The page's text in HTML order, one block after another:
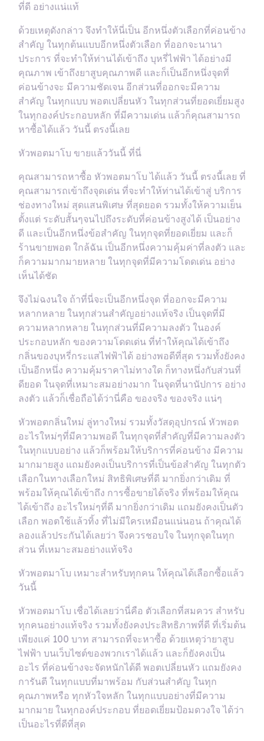
ที่ดี อย่างแน่แท้
ด้วยเหตุดังกล่าว จึงทำให้นี่เป็น อีกหนึ่งตัวเลือกที่ค่อนข้าง
สำคัญ ในทุกต้นแบบอีกหนึ่งตัวเลือก ที่ออกจะนานา
ประการ ที่จะทำให้ท่านได้เข้าถึง บุหรี่ไฟฟ้า ได้อย่างมี
คุณภาพ เข้าถึงยาสูบคุณภาพดี และก็เป็นอีกหนึ่งจุดที่
ค่อนข้างจะ มีความชัดเจน อีกส่วนที่ออกจะมีความ
สำคัญ ในทุกแบบ พอตเปลี่ยนหัว ในทุกส่วนที่ยอดเยี่ยมสูง
ในทุกองค์ประกอบหลัก ที่มีความเด่น แล้วก็คุณสามารถ
หาซื้อได้แล้ว วันนี้ ตรงนี้เลย
หัวพอตมาโบ ขายแล้ววันนี้ ที่นี่
คุณสามารถหาซื้อ หัวพอตมาโบ ได้แล้ว วันนี้ ตรงนี้เลย ที่
คุณสามารถเข้าถึงจุดเด่น ที่จะทำให้ท่านได้เข้าสู่ บริการ
ช่องทางใหม่ สุดแสนพิเศษ ที่สุดยอด รวมทั้งให้ความเย็น
ตั้งแต่ ระดับสั้นๆจนไปถึงระดับที่ค่อนข้างสูงได้ เป็นอย่าง
ดี และเป็นอีกหนึ่งข้อสำคัญ ในทุกจุดที่ยอดเยี่ยม และก็
ร้านขายพอต ใกล้ฉัน เป็นอีกหนึ่งความคุ้มค่าที่ลงตัว และ
ก็ความมากมายหลาย ในทุกจุดที่มีความโดดเด่น อย่าง
เห็นได้ชัด
จึงไม่ฉงนใจ ถ้าที่นี่จะเป็นอีกหนึ่งจุด ที่ออกจะมีความ
หลากหลาย ในทุกส่วนสำคัญอย่างแท้จริง เป็นจุดที่มี
ความหลากหลาย ในทุกส่วนที่มีความลงตัว ในองค์
ประกอบหลัก ของความโดดเด่น ที่ทำให้คุณได้เข้าถึง
กลิ่นของบุหรี่กระแสไฟฟ้าได้ อย่างพอดีที่สุด รวมทั้งยังคง
เป็นอีกหนึ่ง ความคุ้มราคาไม่ทางใด ก็ทางหนึ่งกับส่วนที่
ดียอด ในจุดที่เหมาะสมอย่างมาก ในจุดที่นานัปการ อย่าง
ลงตัว แล้วก็เชื่อถือได้ว่านี่คือ ของจริง ของจริง แน่ๆ
หัวพอตกลิ่นใหม่ ลู่ทางใหม่ รวมทั้งวัสดุอุปกรณ์ หัวพอต
อะไรใหม่ๆที่มีความพอดี ในทุกจุดที่สำคัญที่มีความลงตัว
ในทุกแบบอย่าง แล้วก็พร้อมให้บริการที่ค่อนข้าง มีความ
มากมายสูง แถมยังคงเป็นบริการที่เป็นข้อสำคัญ ในทุกตัว
เลือกในทางเลือกใหม่ สิทธิพิเศษที่ดี มากยิ่งกว่าเดิม ที่
พร้อมให้คุณได้เข้าถึง การซื้อขายได้จริง ที่พร้อมให้คุณ
ได้เข้าถึง อะไรใหม่ๆที่ดี มากยิ่งกว่าเดิม แถมยังคงเป็นตัว
เลือก พอตใช้แล้วทิ้ง ที่ไม่มีใครเหมือนแน่นอน ถ้าคุณได้
ลองแล้วประกันได้เลยว่า จึงควรชอบใจ ในทุกจุดในทุก
ส่วน ที่เหมาะสมอย่างแท้จริง
หัวพอตมาโบ เหมาะสำหรับทุกคน ให้คุณได้เลือกซื้อแล้ว
วันนี้
หัวพอตมาโบ เชื่อได้เลยว่านี่คือ ตัวเลือกที่สมควร สำหรับ
ทุกคนอย่างแท้จริง รวมทั้งยังคงประสิทธิภาพที่ดี ที่เริ่มต้น
เพียงแค่ 100 บาท สามารถที่จะหาซื้อ ด้วยเหตุว่ายาสูบ
ไฟฟ้า บนเว็บไซต์ของพวกเราได้แล้ว และก็ยังคงเป็น
อะไร ที่ค่อนข้างจะจัดหนักได้ดี พอตเปลี่ยนหัว แถมยังคง
การันตี ในทุกแบบที่มาพร้อม กับส่วนสำคัญ ในทุก
คุณภาพหรือ ทุกหัวใจหลัก ในทุกแบบอย่างที่มีความ
มากมาย ในทุกองค์ประกอบ ที่ยอดเยี่ยมป้อมดวงใจ ได้ว่า
เป็นอะไรที่ดีที่สุด